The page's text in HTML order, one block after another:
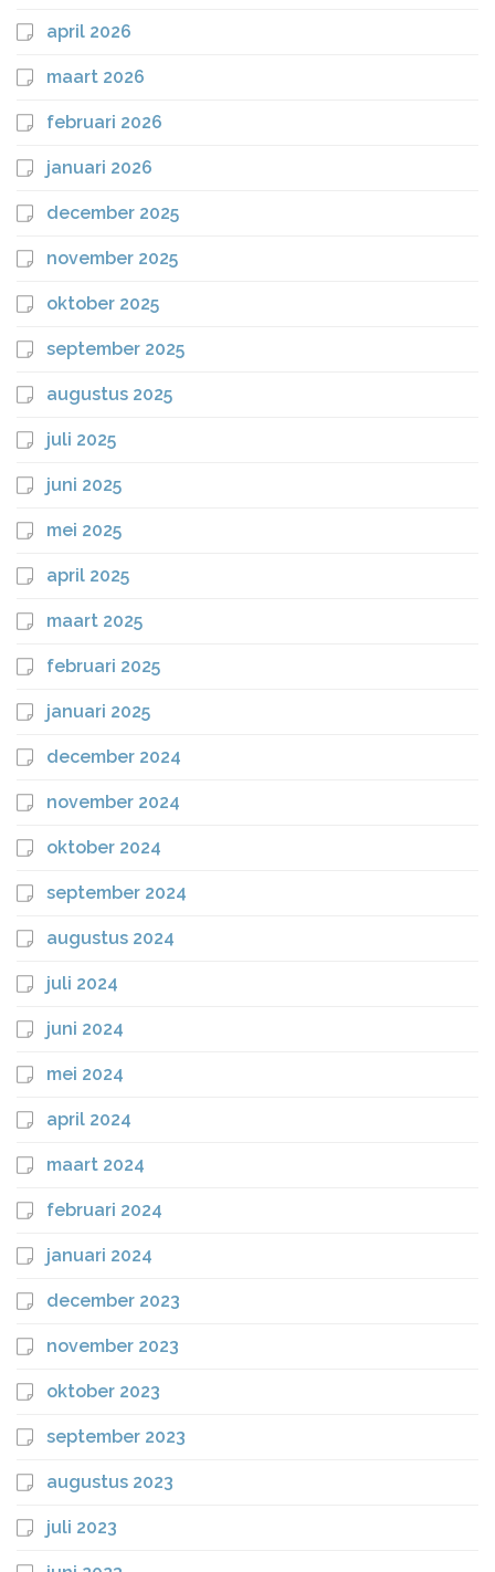
april 2026
maart 2026
februari 2026
januari 2026
december 2025
november 2025
oktober 2025
september 2025
augustus 2025
juli 2025
juni 2025
mei 2025
april 2025
maart 2025
februari 2025
januari 2025
december 2024
november 2024
oktober 2024
september 2024
augustus 2024
juli 2024
juni 2024
mei 2024
april 2024
maart 2024
februari 2024
januari 2024
december 2023
november 2023
oktober 2023
september 2023
augustus 2023
juli 2023